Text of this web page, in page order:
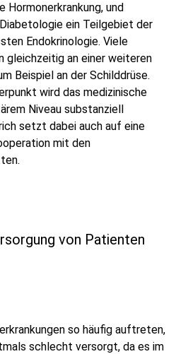
Hormonerkrankung, und
ein Teilgebiet der
Endokrinologie. Viele
gleichzeitig an einer weiteren
Beispiel an der Schilddrüse.
wird das medizinische
Niveau substanziell
setzt dabei auch auf eine
mit den
von Patienten
so häufig auftreten,
schlecht versorgt, da es im